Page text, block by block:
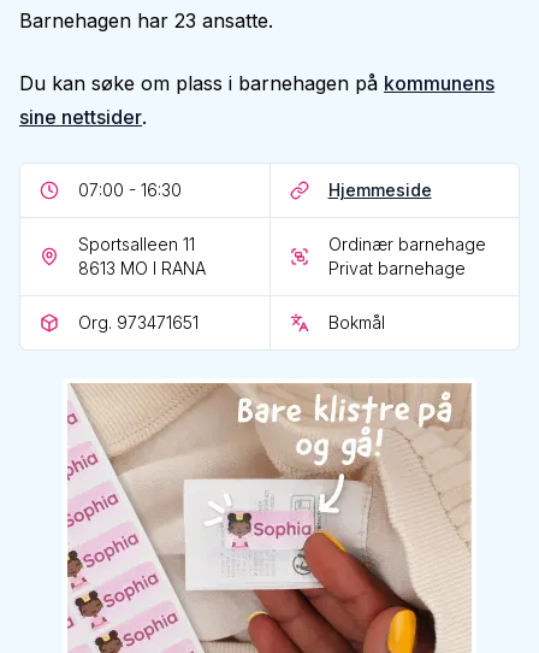
Barnehagen har 23 ansatte.
Du kan søke om plass i barnehagen på kommunens
sine nettsider.
07:00 - 16:30 Hjemmeside
Sportsalleen 11
8613 MO I RANA
Ordinær barnehage
Privat barnehage
Org. 973471651 Bokmål